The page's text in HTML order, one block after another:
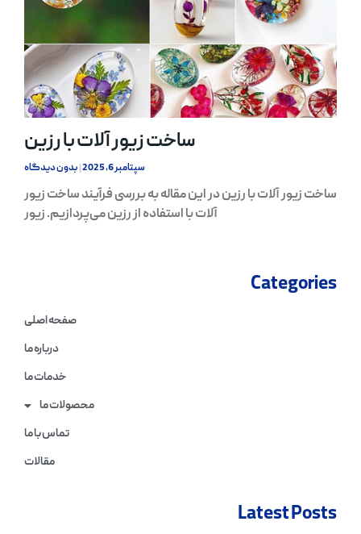
ساخت زیور آلات با رزین
سپتامبر 6, 2025 بدون دیدگاه
ساخت زیور آلات با رزین در این مقاله به بررسی فرآیند ساخت زیور
آلات با استفاده از رزین می‌پردازیم. زیور
Categories
صفحه اصلی
درباره ما
خدمات ما
محصولات ما
تماس با ما
مقالات
Latest Posts